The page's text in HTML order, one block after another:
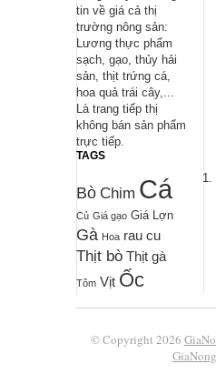
tin về giá cả thị
trường nông sản:
Lương thực phẩm
sạch, gạo, thủy hải
sản, thịt trứng cá,
hoa quả trái cây,...
Là trang tiếp thị
không bán sản phẩm
trực tiếp.
TAGS
Bò Chim Cá
Củ Giá gạo Giá Lợn
Gà Hoa rau cu
Thịt bò Thịt gà
Tôm Vịt Ốc
© Copyright 2026